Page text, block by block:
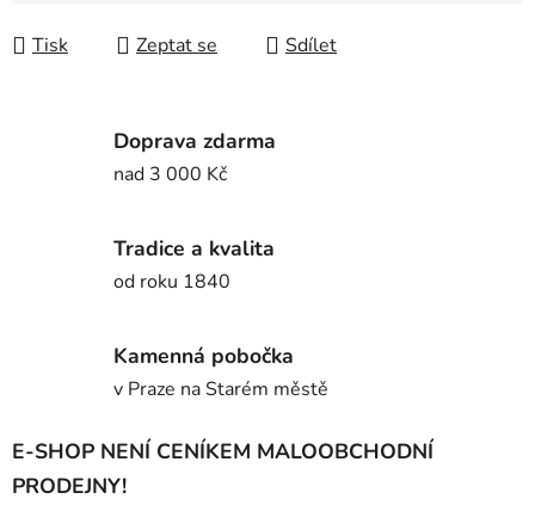
Tisk Zeptat se Sdílet
Doprava zdarma
nad 3 000 Kč
Tradice a kvalita
od roku 1840
Kamenná pobočka
v Praze na Starém městě
E-SHOP NENÍ CENÍKEM MALOOBCHODNÍ
PRODEJNY!